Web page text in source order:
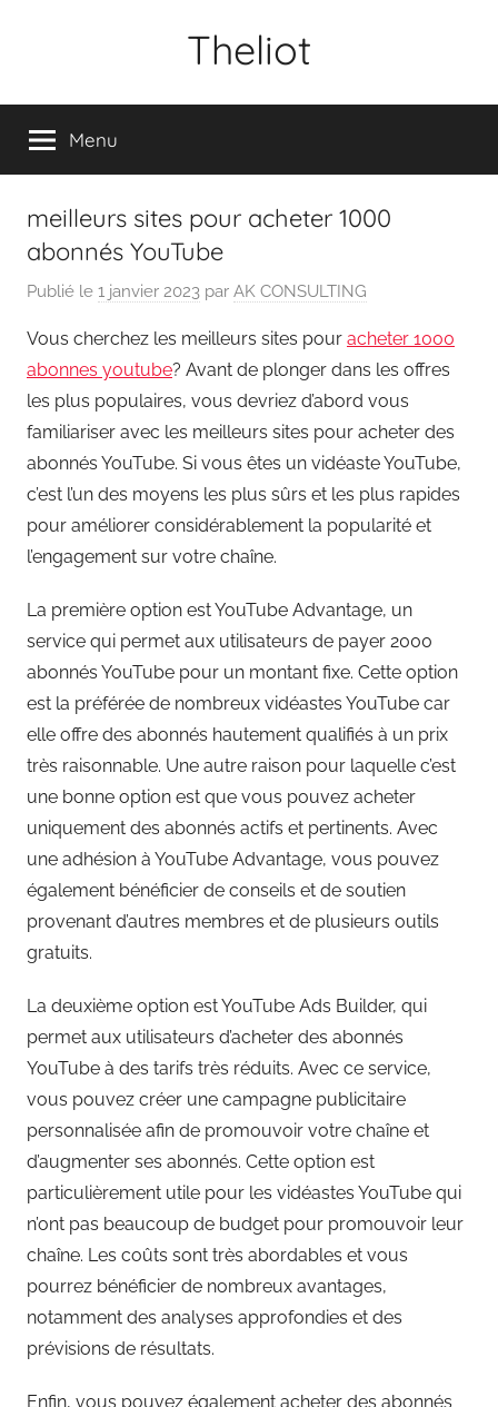
Theliot
Menu
meilleurs sites pour acheter 1000
abonnés YouTube
Publié le 1 janvier 2023 par AK CONSULTING
Vous cherchez les meilleurs sites pour acheter 1000
abonnes youtube? Avant de plonger dans les offres
les plus populaires, vous devriez d’abord vous
familiariser avec les meilleurs sites pour acheter des
abonnés YouTube. Si vous êtes un vidéaste YouTube,
c’est l’un des moyens les plus sûrs et les plus rapides
pour améliorer considérablement la popularité et
l’engagement sur votre chaîne.
La première option est YouTube Advantage, un
service qui permet aux utilisateurs de payer 2000
abonnés YouTube pour un montant fixe. Cette option
est la préférée de nombreux vidéastes YouTube car
elle offre des abonnés hautement qualifiés à un prix
très raisonnable. Une autre raison pour laquelle c’est
une bonne option est que vous pouvez acheter
uniquement des abonnés actifs et pertinents. Avec
une adhésion à YouTube Advantage, vous pouvez
également bénéficier de conseils et de soutien
provenant d’autres membres et de plusieurs outils
gratuits.
La deuxième option est YouTube Ads Builder, qui
permet aux utilisateurs d’acheter des abonnés
YouTube à des tarifs très réduits. Avec ce service,
vous pouvez créer une campagne publicitaire
personnalisée afin de promouvoir votre chaîne et
d’augmenter ses abonnés. Cette option est
particulièrement utile pour les vidéastes YouTube qui
n’ont pas beaucoup de budget pour promouvoir leur
chaîne. Les coûts sont très abordables et vous
pourrez bénéficier de nombreux avantages,
notamment des analyses approfondies et des
prévisions de résultats.
Enfin, vous pouvez également acheter des abonnés